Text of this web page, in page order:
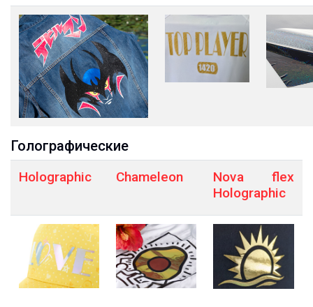
Голографические
Holographic Chameleon
Nova flex
Holographic